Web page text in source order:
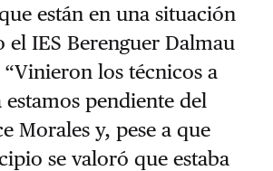
están en una situación
IES Berenguer Dalmau
los técnicos a
pendiente del
Morales y, pese a que
se valoró que estaba